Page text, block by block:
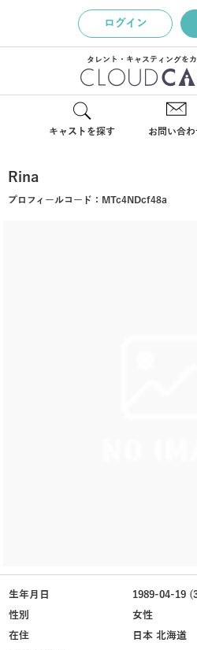
ログイン
タレント・キャスティングを
キャストを探す お問い合
Rina
プロフィールコード： MTc4NDcf48a
生年月日
1989-04-19
性別
女性
在住
日本 北海道